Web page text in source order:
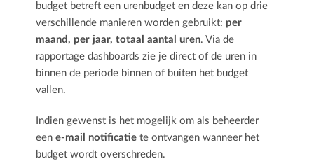
budget betreft een urenbudget en deze kan op drie
verschillende manieren worden gebruikt: per
maand, per jaar, totaal aantal uren. Via de
rapportage dashboards zie je direct of de uren in
binnen de periode binnen of buiten het budget
vallen.
Indien gewenst is het mogelijk om als beheerder
eene-mail notificatie te ontvangen wanneer het
budget wordt overschreden.